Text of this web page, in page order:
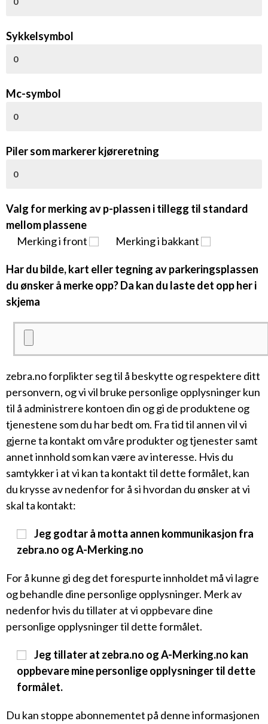
Sykkelsymbol
Mc-symbol
Piler som markerer kjøreretning
Valg for merking av p-plassen i tillegg til standard
mellom plassene
Merking i front
Merking i bakkant
Har du bilde, kart eller tegning av parkeringsplassen
du ønsker å merke opp? Da kan du laste det opp her i
skjema
zebra.no forplikter seg til å beskytte og respektere ditt
personvern, og vi vil bruke personlige opplysninger kun
til å administrere kontoen din og gi de produktene og
tjenestene som du har bedt om. Fra tid til annen vil vi
gjerne ta kontakt om våre produkter og tjenester samt
annet innhold som kan være av interesse. Hvis du
samtykker i at vi kan ta kontakt til dette formålet, kan
du krysse av nedenfor for å si hvordan du ønsker at vi
skal ta kontakt:
Jeg godtar å motta annen kommunikasjon fra
zebra.no og A-Merking.no
For å kunne gi deg det forespurte innholdet må vi lagre
og behandle dine personlige opplysninger. Merk av
nedenfor hvis du tillater at vi oppbevare dine
personlige opplysninger til dette formålet.
Jeg tillater at zebra.no og A-Merking.no kan
oppbevare mine personlige opplysninger til dette
formålet.
Du kan stoppe abonnementet på denne informasjonen